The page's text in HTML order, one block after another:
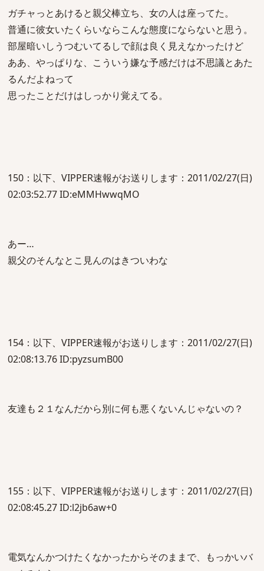
ガチャっとあけると親父棒立ち、女の人は座ってた。
普通に彼女いたくらいならこんな態度にならないと思う。
部屋暗いしうつむいてるしで顔は良く見えなかったけど
ああ、やっぱりな、こういう嫌な予感だけは不思議とあた
るんだよねって
思ったことだけはしっかり覚えてる。
150：以下、VIPPER速報がお送りします：2011/02/27(日)
02:03:52.77 ID:eMMHwwqMO
あー…
親父のそんなとこ見んのはきついわな
154：以下、VIPPER速報がお送りします：2011/02/27(日)
02:08:13.76 ID:pyzsumB00
友達も２１なんだから別に何も悪くないんじゃないの？
155：以下、VIPPER速報がお送りします：2011/02/27(日)
02:08:45.27 ID:l2jb6aw+0
電気なんかつけたくなかったからそのままで、もっかいバ